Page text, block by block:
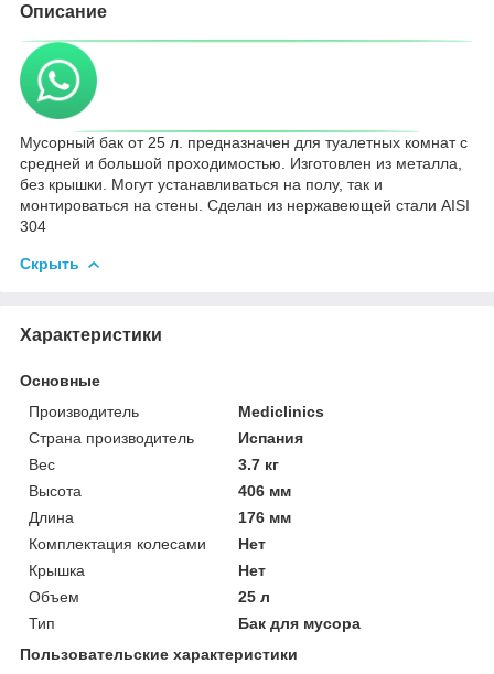
Описание
Мусорный бак от 25 л. предназначен для туалетных комнат с
средней и большой проходимостью. Изготовлен из металла,
без крышки. Могут устанавливаться на полу, так и
монтироваться на стены. Сделан из нержавеющей стали AISI
304
Скрыть
Характеристики
Основные
Производитель
Mediclinics
Страна производитель
Испания
Вес
3.7 кг
Высота
406 мм
Длина
176 мм
Комплектация колесами
Нет
Крышка
Нет
Объем
25 л
Тип
Бак для мусора
Пользовательские характеристики